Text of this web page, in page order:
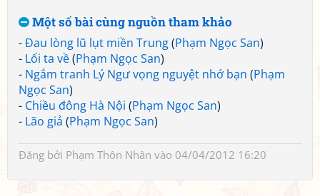
Một số bài cùng nguồn tham khảo
-Đau lòng lũ lụt miền Trung(Phạm Ngọc San)
- Lối ta về(Phạm Ngọc San)
- Ngắm tranh Lý Ngư vọng nguyệt nhớ bạn (Phạm
Ngọc San)
- Chiều đông Hà Nội (Phạm Ngọc San)
- Lão giả (Phạm Ngọc San)
Đăng bởi Phạm Thôn Nhân vào 04/04/2012 16:20